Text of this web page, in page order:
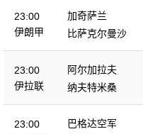
23:00
伊朗甲
加奇萨兰
比萨克尔曼沙
23:00
伊拉联
阿尔加拉夫
纳夫特米桑
23:00
巴格达空军